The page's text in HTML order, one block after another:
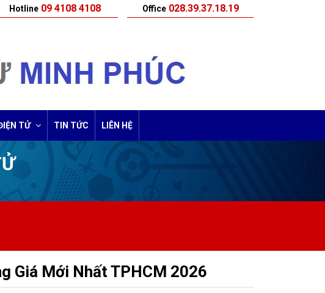
Hotline09 4108 4108 Office028.39.37.18.19
TỬ TIN TỨC LIÊN HỆ
Giá Mới Nhất TPHCM 2026